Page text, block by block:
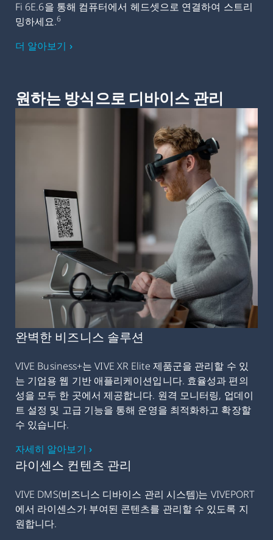
Fi 6E.6을 통해 컴퓨터에서 헤드셋으로 연결하여 스트리
밍하세요.6
더 알아보기 ›
원하는 방식으로 디바이스 관리
완벽한 비즈니스 솔루션
VIVE Business+는 VIVE XR Elite 제품군을 관리할 수 있
는 기업용 웹 기반 애플리케이션입니다. 효율성과 편의
성을 모두 한 곳에서 제공합니다. 원격 모니터링, 업데이
트 설정 및 고급 기능을 통해 운영을 최적화하고 확장할
수 있습니다.
자세히 알아보기 ›
라이센스 컨텐츠 관리
VIVE DMS(비즈니스 디바이스 관리 시스템)는 VIVEPORT
에서 라이센스가 부여된 콘텐츠를 관리할 수 있도록 지
원합니다.